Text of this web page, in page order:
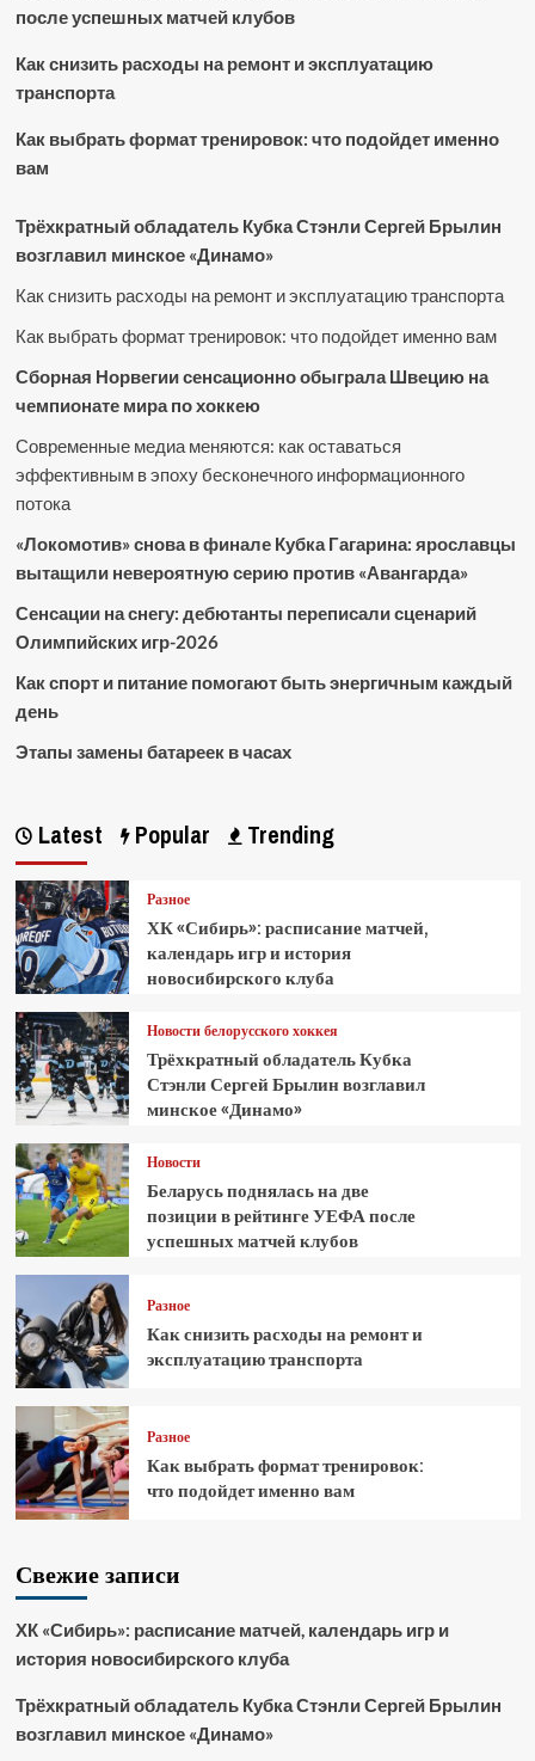
после успешных матчей клубов
Как снизить расходы на ремонт и эксплуатацию
транспорта
Как выбрать формат тренировок: что подойдет именно
вам
Трёхкратный обладатель Кубка Стэнли Сергей Брылин
возглавил минское «Динамо»
Как снизить расходы на ремонт и эксплуатацию транспорта
Как выбрать формат тренировок: что подойдет именно вам
Сборная Норвегии сенсационно обыграла Швецию на
чемпионате мира по хоккею
Современные медиа меняются: как оставаться
эффективным в эпоху бесконечного информационного
потока
«Локомотив» снова в финале Кубка Гагарина: ярославцы
вытащили невероятную серию против «Авангарда»
Сенсации на снегу: дебютанты переписали сценарий
Олимпийских игр-2026
Как спорт и питание помогают быть энергичным каждый
день
Этапы замены батареек в часах
Latest Popular Trending
Разное
ХК «Сибирь»: расписание матчей,
календарь игр и история
новосибирского клуба
Новости белорусского хоккея
Трёхкратный обладатель Кубка
Стэнли Сергей Брылин возглавил
минское «Динамо»
Новости
Беларусь поднялась на две
позиции в рейтинге УЕФА после
успешных матчей клубов
Разное
Как снизить расходы на ремонт и
эксплуатацию транспорта
Разное
Как выбрать формат тренировок:
что подойдет именно вам
Свежие записи
ХК «Сибирь»: расписание матчей, календарь игр и
история новосибирского клуба
Трёхкратный обладатель Кубка Стэнли Сергей Брылин
возглавил минское «Динамо»